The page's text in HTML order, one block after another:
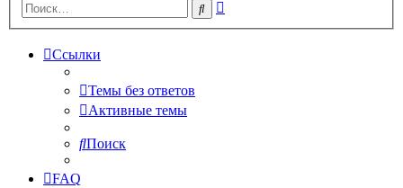
Поиск
Ссылки
Темы без ответов
Активные темы
Поиск
FAQ